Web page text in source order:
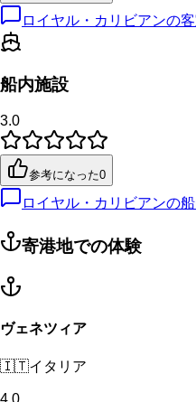
ロイヤル・カリビアンの
船内施設
3.0
参考になった0
ロイヤル・カリビアンの
寄港地での体験
ヴェネツィア
🇮🇹イタリア